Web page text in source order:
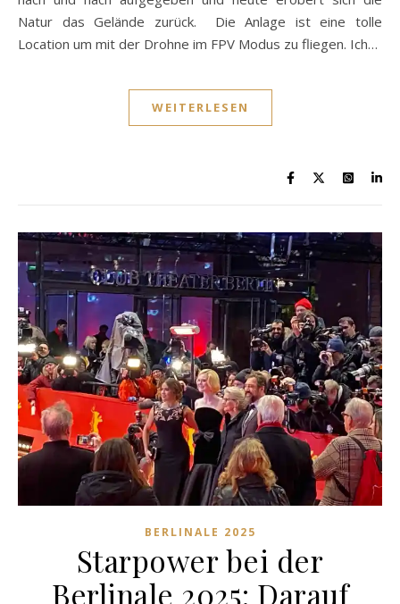
Natur das Gelände zurück. Die Anlage ist eine tolle
Location um mit der Drohne im FPV Modus zu fliegen. Ich…
WEITERLESEN
BERLINALE 2025
Starpower bei der
Berlinale 2025: Darauf